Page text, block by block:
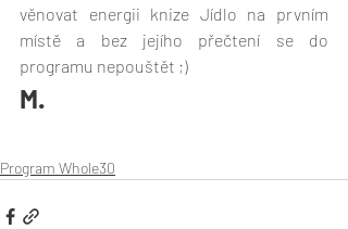
věnovat energii knize Jídlo na prvním
místě a bez jejího přečtení se do
programu nepouštět ;)
M.
Program Whole30